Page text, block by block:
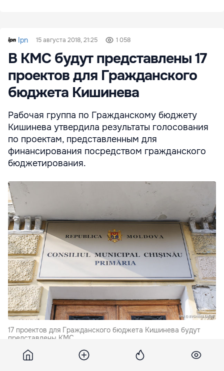
Ipn 15 августа 2018, 21:25 1 058
В КМС будут представлены 17
проектов для Гражданского
бюджета Кишинева
Рабочая группа по Гражданскому бюджету
Кишинева утвердила результаты голосования
по проектам, представленным для
финансирования посредством гражданского
бюджетирования.
17 проектов для Гражданского бюджета Кишинева будут
представлены КМС.